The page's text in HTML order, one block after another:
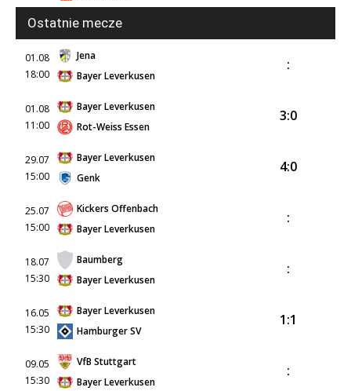
Ostatnie mecze
01.08
18:00
Jena
Bayer Leverkusen
:
01.08
11:00
Bayer Leverkusen
Rot-Weiss Essen
3:0
29.07
15:00
Bayer Leverkusen
Genk
4:0
25.07
15:00
Kickers Offenbach
Bayer Leverkusen
:
18.07
15:30
Baumberg
Bayer Leverkusen
:
16.05
15:30
Bayer Leverkusen
Hamburger SV
1:1
09.05
15:30
VfB Stuttgart
Bayer Leverkusen
: